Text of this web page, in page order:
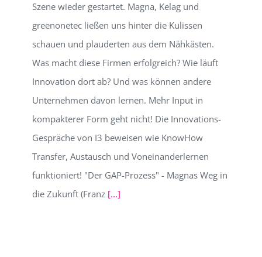
Szene wieder gestartet. Magna, Kelag und
greenonetec ließen uns hinter die Kulissen
schauen und plauderten aus dem Nähkästen.
Was macht diese Firmen erfolgreich? Wie läuft
Innovation dort ab? Und was können andere
Unternehmen davon lernen. Mehr Input in
kompakterer Form geht nicht! Die Innovations-
Gespräche von I3 beweisen wie KnowHow
Transfer, Austausch und Voneinanderlernen
funktioniert! "Der GAP-Prozess" - Magnas Weg in
die Zukunft (Franz [...]